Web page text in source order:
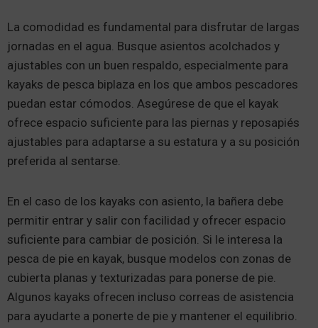
La comodidad es fundamental para disfrutar de largas
jornadas en el agua. Busque asientos acolchados y
ajustables con un buen respaldo, especialmente para
kayaks de pesca biplaza en los que ambos pescadores
puedan estar cómodos. Asegúrese de que el kayak
ofrece espacio suficiente para las piernas y reposapiés
ajustables para adaptarse a su estatura y a su posición
preferida al sentarse.
En el caso de los kayaks con asiento, la bañera debe
permitir entrar y salir con facilidad y ofrecer espacio
suficiente para cambiar de posición. Si le interesa la
pesca de pie en kayak, busque modelos con zonas de
cubierta planas y texturizadas para ponerse de pie.
Algunos kayaks ofrecen incluso correas de asistencia
para ayudarte a ponerte de pie y mantener el equilibrio.